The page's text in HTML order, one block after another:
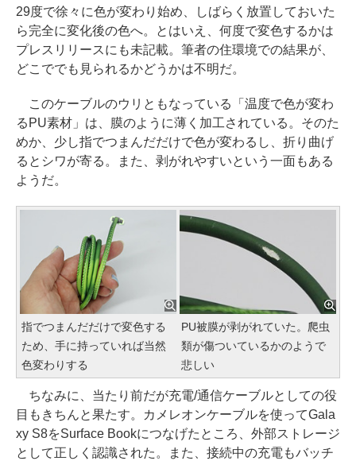
29度で徐々に色が変わり始め、しばらく放置しておいた
ら完全に変化後の色へ。とはいえ、何度で変色するかは
プレスリリースにも未記載。筆者の住環境での結果が、
どこででも見られるかどうかは不明だ。
このケーブルのウリともなっている「温度で色が変わ
るPU素材」は、膜のように薄く加工されている。そのた
めか、少し指でつまんだだけで色が変わるし、折り曲げ
るとシワが寄る。また、剥がれやすいという一面もある
ようだ。
指でつまんだだけで変色する
ため、手に持っていれば当然
色変わりする
PU被膜が剥がれていた。爬虫
類が傷ついているかのようで
悲しい
ちなみに、当たり前だが充電/通信ケーブルとしての役
目もきちんと果たす。カメレオンケーブルを使ってGala
xy S8をSurface Bookにつなげたところ、外部ストレージ
として正しく認識された。また、接続中の充電もバッチ